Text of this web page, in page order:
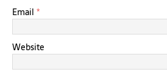
Email *
Website